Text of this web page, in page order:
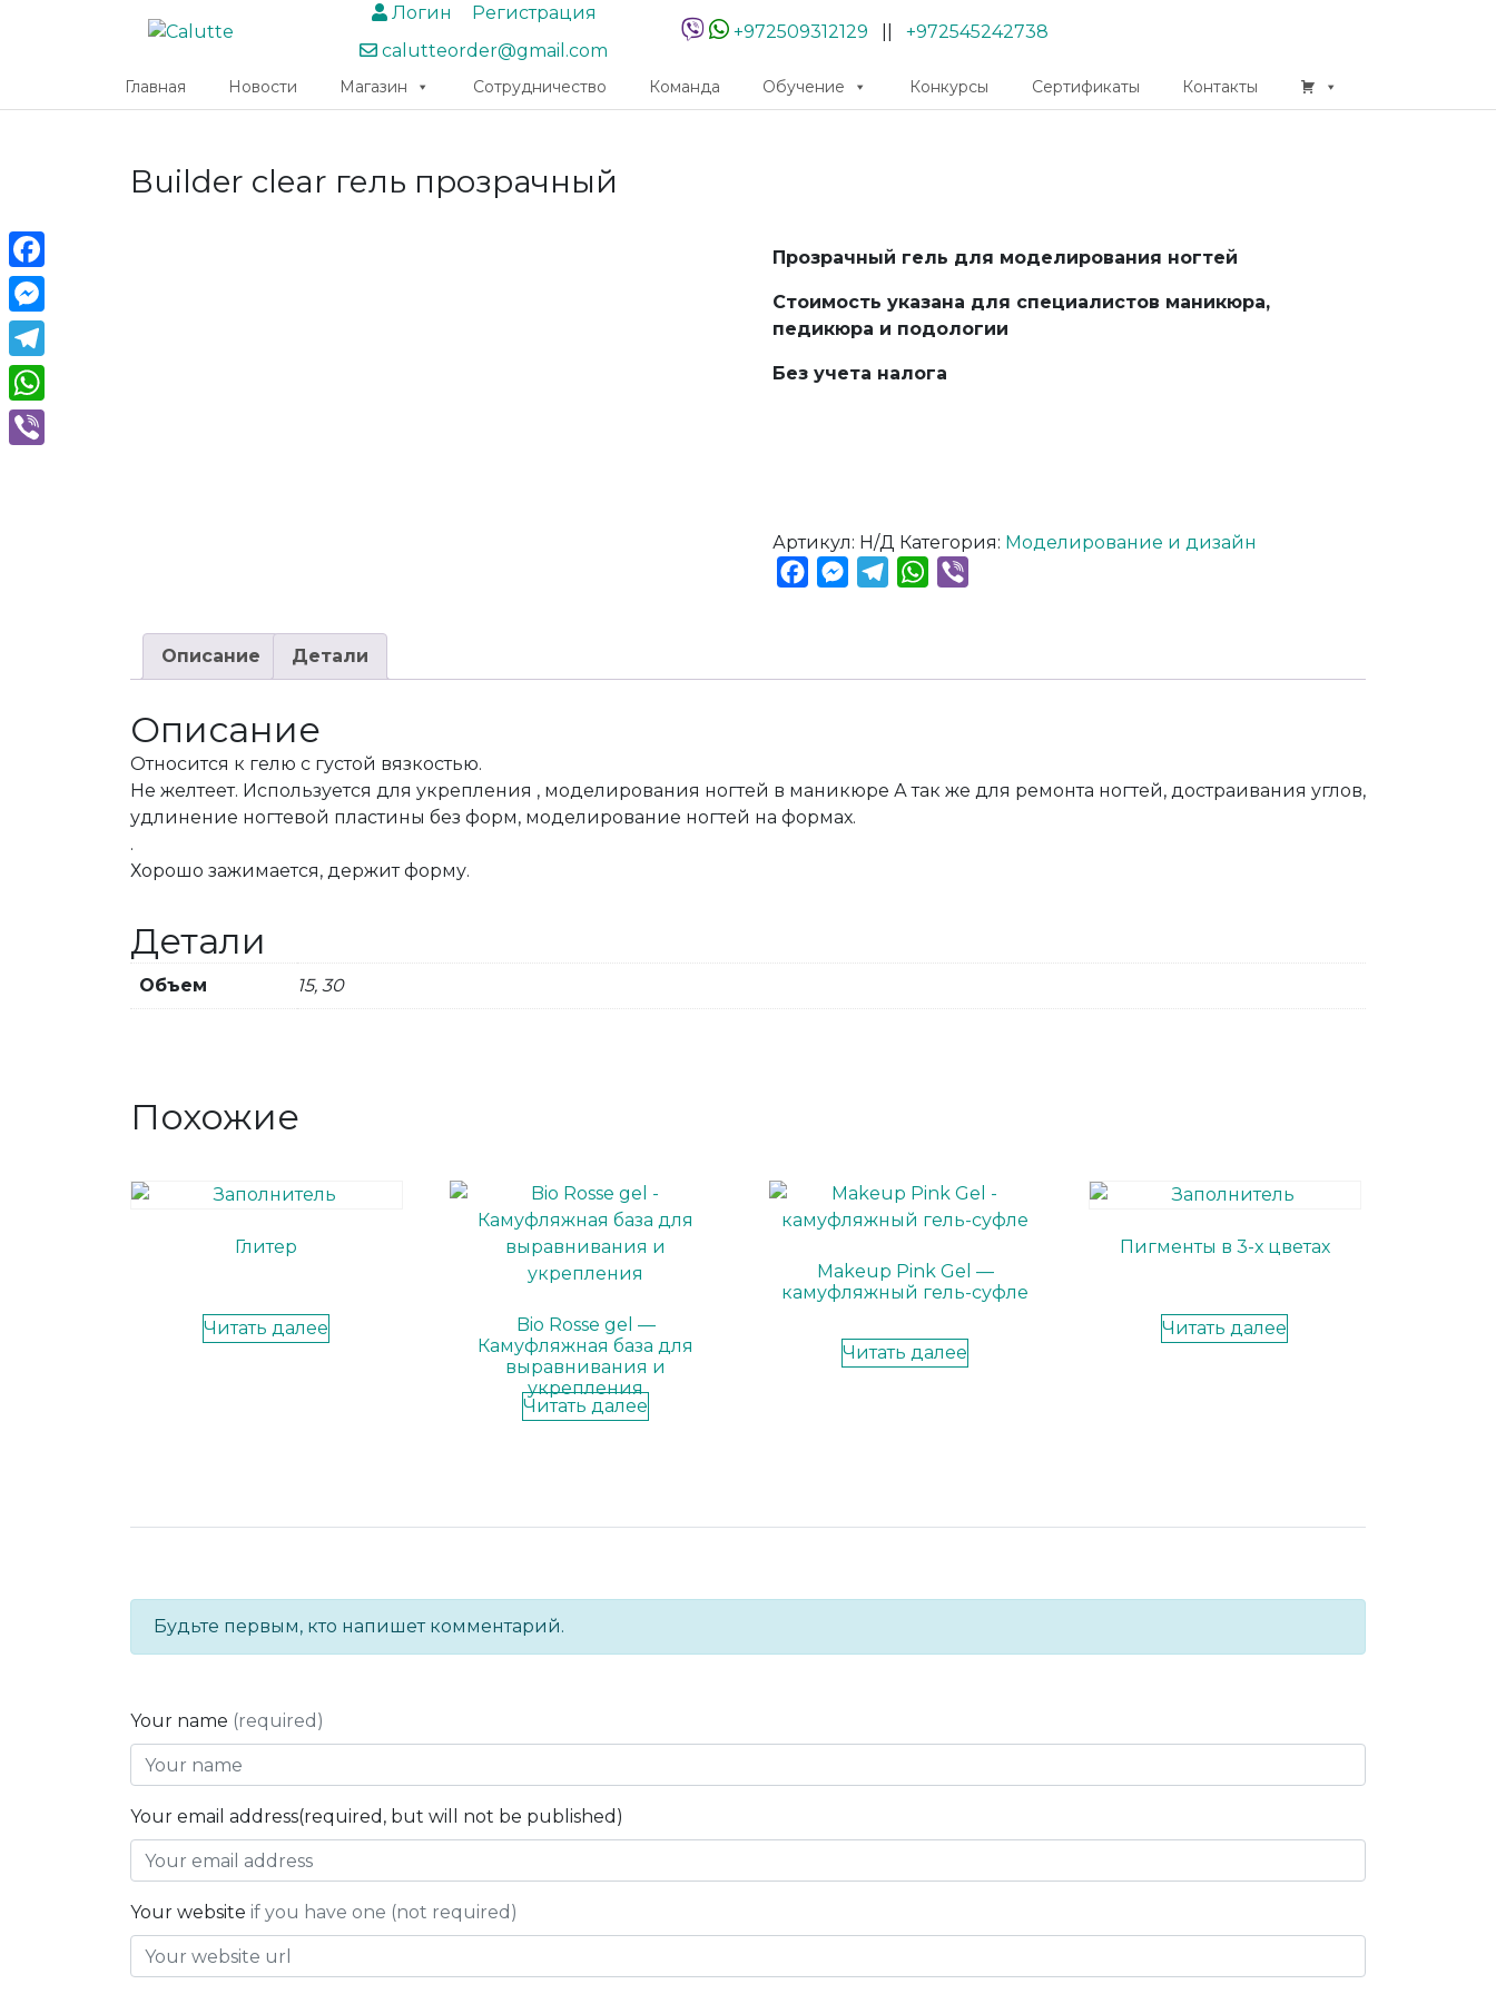
Логин
Регистрация
calutteorder@gmail.com
+972509312129 +972545242738
Главная Новости Магазин Сотрудничество Команда Обучение Конкурсы Сертификаты Контакты
Builder clear гель прозрачный
Прозрачный гель для моделирования ногтей
Стоимость указана для специалистов маникюра,
педикюра и подологии
Без учета налога
Артикул: Н/Д Категория: Моделирование и дизайн
FacebookMessenger
TelegramWhatsApp
Описание Детали
Описание
Относится к гелю с густой вязкостью.
Не желтеет. Используется для укрепления , моделирования ногтей в маникюре А так же для ремонта ногтей, достраивания углов,
удлинение ногтевой пластины без форм, моделирование ногтей на формах.
.
Хорошо зажимается, держит форму.
Детали
Объем 15, 30
Похожие
Глитер
Читать далее
Bio Rosse gel —
Камуфляжная база для
выравнивания и
укрепления
Читать далее
Makeup Pink Gel —
камуфляжный гель-суфле
Читать далее
Пигменты в 3-х цветах
Читать далее
Будьте первым, кто напишет комментарий.
Your name (required)
Your email address(required, but will not be published)
Your website if you have one (not required)
Facebook
Messenger
Telegram
WhatsApp